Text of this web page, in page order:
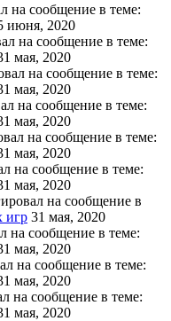
на сообщение в теме:
июня, 2020
на сообщение в теме:
мая, 2020
на сообщение в теме:
мая, 2020
на сообщение в теме:
мая, 2020
на сообщение в теме:
мая, 2020
на сообщение в теме:
мая, 2020
на сообщение в
игр 31 мая, 2020
на сообщение в теме:
мая, 2020
на сообщение в теме:
мая, 2020
на сообщение в теме:
мая, 2020